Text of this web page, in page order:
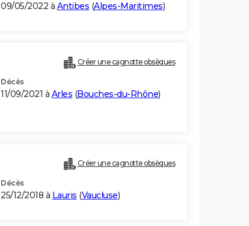
09/05/2022 à Antibes (Alpes-Maritimes)
Créer une cagnotte obsèques
Décès
11/09/2021 à Arles (Bouches-du-Rhône)
Créer une cagnotte obsèques
Décès
25/12/2018 à Lauris (Vaucluse)